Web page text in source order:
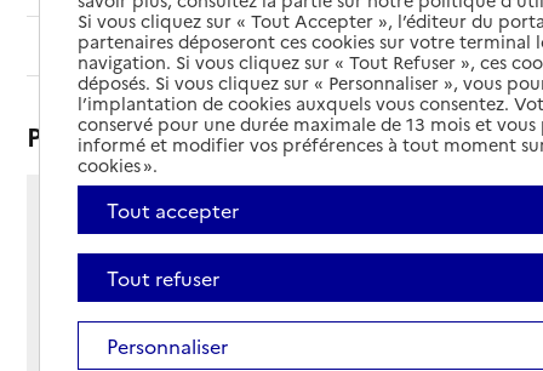
Sommaire
Présentation
Kerivin
Voir itinéraire
Téléphone :
02 85 29 50 00
Contact
Contact
Si vous cliquez sur « Tout Accepter », l’éditeur du
partenaires déposeront ces cookies sur votre terminal
navigation. Si vous cliquez sur « Tout Refuser », ces
déposés. Si vous cliquez sur « Personnaliser », vous
l’implantation de cookies auxquels vous consentez.
conservé pour une durée maximale de 13 mois et
informé et modifier vos préférences à tout moment
cookies ».
Tout accepter
Tout refuser
Personnaliser